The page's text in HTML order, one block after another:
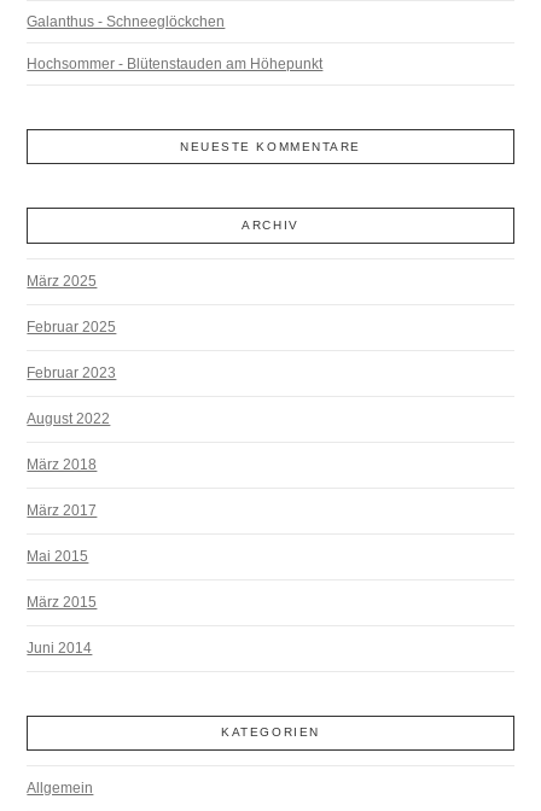
Galanthus - Schneeglöckchen
Hochsommer - Blütenstauden am Höhepunkt
NEUESTE KOMMENTARE
ARCHIV
März 2025
Februar 2025
Februar 2023
August 2022
März 2018
März 2017
Mai 2015
März 2015
Juni 2014
KATEGORIEN
Allgemein